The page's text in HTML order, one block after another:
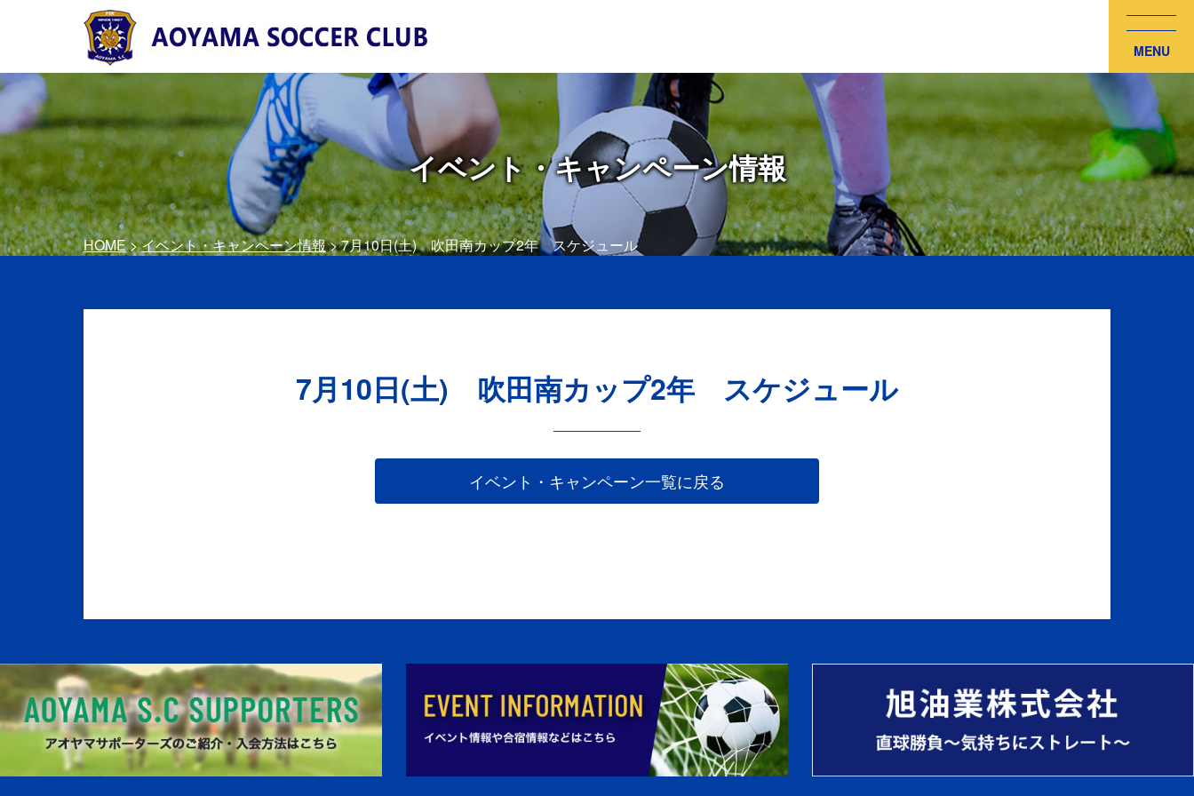
MENU
イベント・キャンペーン情報
HOME>イベント・キャンペーン情報> 7月10日(土) 吹田南カップ2年 スケジュール
7月10日(土) 吹田南カップ2年 スケジュール
イベント・キャンペーン一覧に戻る